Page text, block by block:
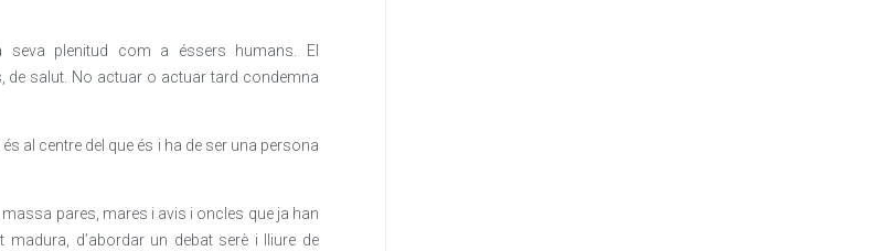
plenitud com a éssers humans. El
de salut. No actuar o actuar tard condemna
al centre del que és i ha de ser una persona
pares, mares i avis i oncles que ja han
d’abordar un debat serè i lliure de